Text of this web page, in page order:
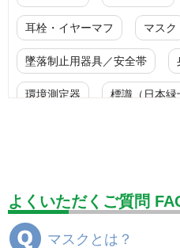
耳栓・イヤーマフ マスク
墜落制止用器具／安全帯
環境測定器 標識（日本緑
設備用品・作業補助用品
分煙対策機器
よくいただくご質問
マスクとは？